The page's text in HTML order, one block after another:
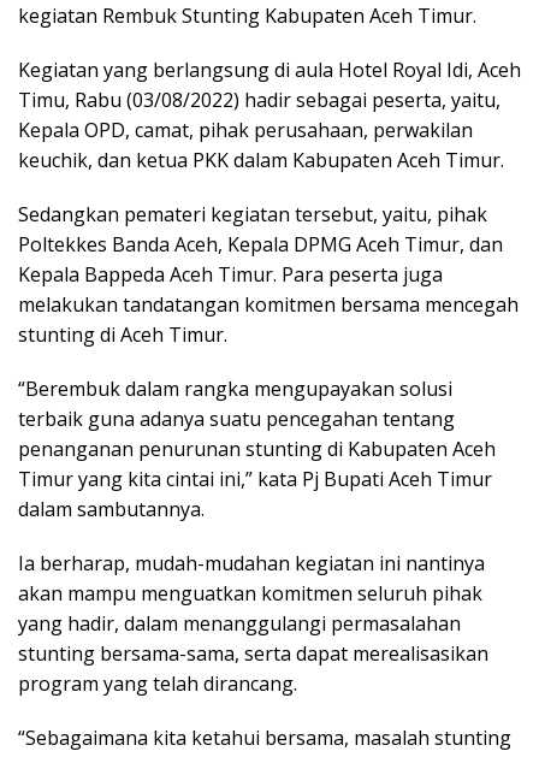
kegiatan Rembuk Stunting Kabupaten Aceh Timur.
Kegiatan yang berlangsung di aula Hotel Royal Idi, Aceh
Timu, Rabu (03/08/2022) hadir sebagai peserta, yaitu,
Kepala OPD, camat, pihak perusahaan, perwakilan
keuchik, dan ketua PKK dalam Kabupaten Aceh Timur.
Sedangkan pemateri kegiatan tersebut, yaitu, pihak
Poltekkes Banda Aceh, Kepala DPMG Aceh Timur, dan
Kepala Bappeda Aceh Timur. Para peserta juga
melakukan tandatangan komitmen bersama mencegah
stunting di Aceh Timur.
“Berembuk dalam rangka mengupayakan solusi
terbaik guna adanya suatu pencegahan tentang
penanganan penurunan stunting di Kabupaten Aceh
Timur yang kita cintai ini,” kata Pj Bupati Aceh Timur
dalam sambutannya.
Ia berharap, mudah-mudahan kegiatan ini nantinya
akan mampu menguatkan komitmen seluruh pihak
yang hadir, dalam menanggulangi permasalahan
stunting bersama-sama, serta dapat merealisasikan
program yang telah dirancang.
“Sebagaimana kita ketahui bersama, masalah stunting